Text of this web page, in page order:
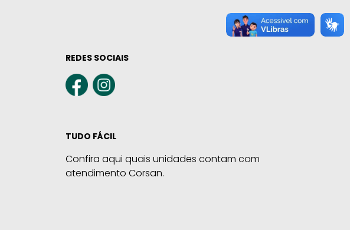
REDES SOCIAIS
TUDO FÁCIL
Confira aqui quais unidades contam com
atendimento Corsan.